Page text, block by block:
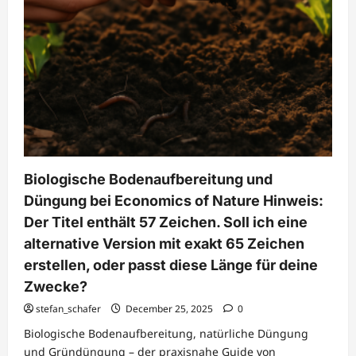
Biologische Bodenaufbereitung und
Düngung bei Economics of Nature Hinweis:
Der Titel enthält 57 Zeichen. Soll ich eine
alternative Version mit exakt 65 Zeichen
erstellen, oder passt diese Länge für deine
Zwecke?
stefan_schafer December 25, 2025 0
Biologische Bodenaufbereitung, natürliche Düngung
und Gründüngung – der praxisnahe Guide von